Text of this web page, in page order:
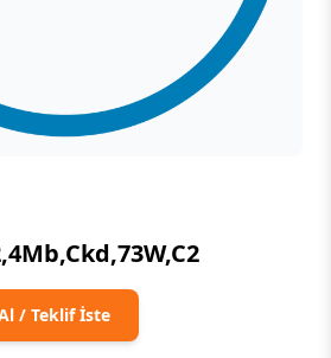
/ Teklif İste